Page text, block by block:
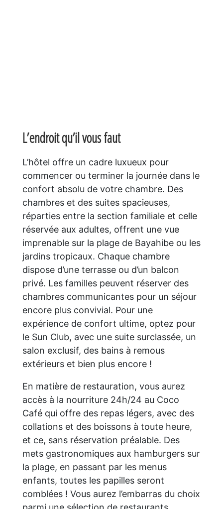
L’endroit qu’il vous faut
L’hôtel offre un cadre luxueux pour
commencer ou terminer la journée dans le
confort absolu de votre chambre. Des
chambres et des suites spacieuses,
réparties entre la section familiale et celle
réservée aux adultes, offrent une vue
imprenable sur la plage de Bayahibe ou les
jardins tropicaux. Chaque chambre
dispose d’une terrasse ou d’un balcon
privé. Les familles peuvent réserver des
chambres communicantes pour un séjour
encore plus convivial. Pour une
expérience de confort ultime, optez pour
le Sun Club, avec une suite surclassée, un
salon exclusif, des bains à remous
extérieurs et bien plus encore !
En matière de restauration, vous aurez
accès à la nourriture 24h/24 au Coco
Café qui offre des repas légers, avec des
collations et des boissons à toute heure,
et ce, sans réservation préalable. Des
mets gastronomiques aux hamburgers sur
la plage, en passant par les menus
enfants, toutes les papilles seront
comblées ! Vous aurez l’embarras du choix